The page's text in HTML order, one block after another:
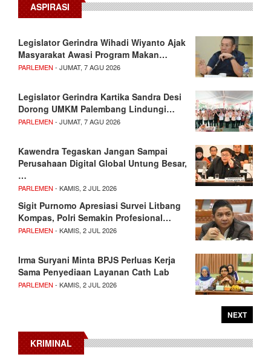
ASPIRASI
Legislator Gerindra Wihadi Wiyanto Ajak
Masyarakat Awasi Program Makan…
PARLEMEN - JUMAT, 7 AGU 2026
Legislator Gerindra Kartika Sandra Desi
Dorong UMKM Palembang Lindungi…
PARLEMEN - JUMAT, 7 AGU 2026
Kawendra Tegaskan Jangan Sampai
Perusahaan Digital Global Untung Besar,
…
PARLEMEN - KAMIS, 2 JUL 2026
Sigit Purnomo Apresiasi Survei Litbang
Kompas, Polri Semakin Profesional…
PARLEMEN - KAMIS, 2 JUL 2026
Irma Suryani Minta BPJS Perluas Kerja
Sama Penyediaan Layanan Cath Lab
PARLEMEN - KAMIS, 2 JUL 2026
NEXT
KRIMINAL